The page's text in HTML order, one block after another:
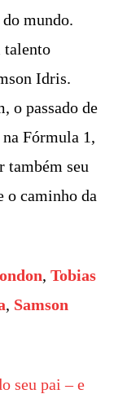
mundo.
talento
Idris.
o passado de
Fórmula 1,
também seu
o caminho da
, Tobias
, Samson
seu pai – e